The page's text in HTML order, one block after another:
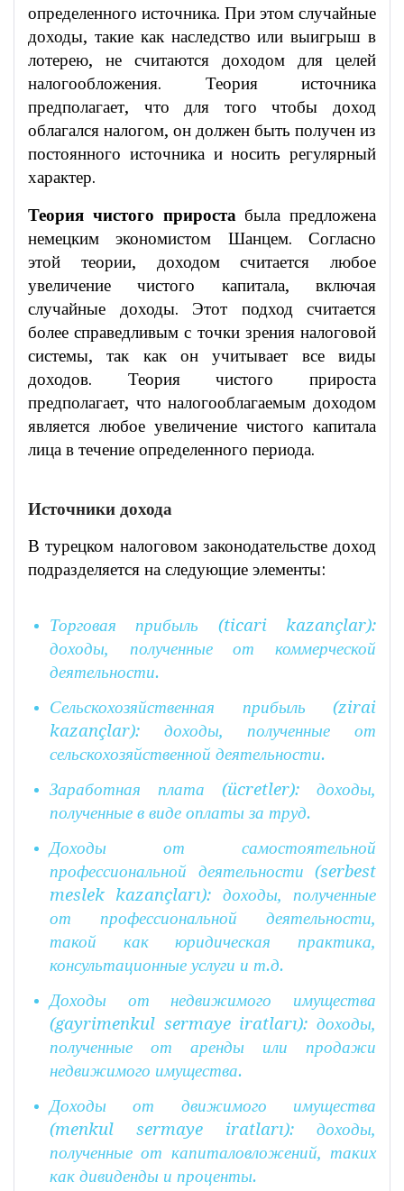
определенного источника. При этом случайные
доходы, такие как наследство или выигрыш в
лотерею, не считаются доходом для целей
налогообложения. Теория источника
предполагает, что для того чтобы доход
облагался налогом, он должен быть получен из
постоянного источника и носить регулярный
характер.
Теория чистого прироста была предложена
немецким экономистом Шанцем. Согласно
этой теории, доходом считается любое
увеличение чистого капитала, включая
случайные доходы. Этот подход считается
более справедливым с точки зрения налоговой
системы, так как он учитывает все виды
доходов. Теория чистого прироста
предполагает, что налогооблагаемым доходом
является любое увеличение чистого капитала
лица в течение определенного периода.
Источники дохода
В турецком налоговом законодательстве доход
подразделяется на следующие элементы:
Торговая прибыль (ticari kazançlar):
доходы, полученные от коммерческой
деятельности.
Сельскохозяйственная прибыль (zirai
kazançlar): доходы, полученные от
сельскохозяйственной деятельности.
Заработная плата (ücretler): доходы,
полученные в виде оплаты за труд.
Доходы от самостоятельной
профессиональной деятельности (serbest
meslek kazançları): доходы, полученные
от профессиональной деятельности,
такой как юридическая практика,
консультационные услуги и т.д.
Доходы от недвижимого имущества
(gayrimenkul sermaye iratları): доходы,
полученные от аренды или продажи
недвижимого имущества.
Доходы от движимого имущества
(menkul sermaye iratları): доходы,
полученные от капиталовложений, таких
как дивиденды и проценты.